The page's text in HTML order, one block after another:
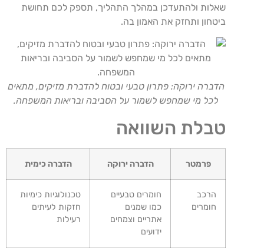
שאלות ולהתעדכן במהלך התהליך, תספק לכם תחושת
ביטחון ותחזק את האמון בה.
הדברה ירוקה: פתרון טבעי ובטוח להדברת מזיקים, מתאים
לכל מי שמחפש לשמור על הסביבה ובריאות המשפחה.
טבלת השוואה
פרמטר הדברה ירוקה הדברה כימית
הרכב
חומרים
חומרים טבעיים
כמו שמנים
אתריים וצמחים
ידועים
טכנולוגיות כימיות
חזקות לעיתים
רעילות